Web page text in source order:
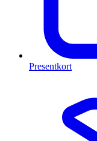
Presentkort